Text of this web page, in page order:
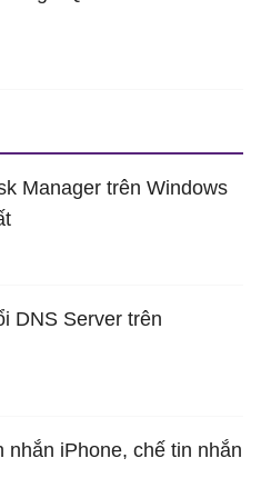
Manager trên Windows
DNS Server trên
nhắn iPhone, chế tin nhắn